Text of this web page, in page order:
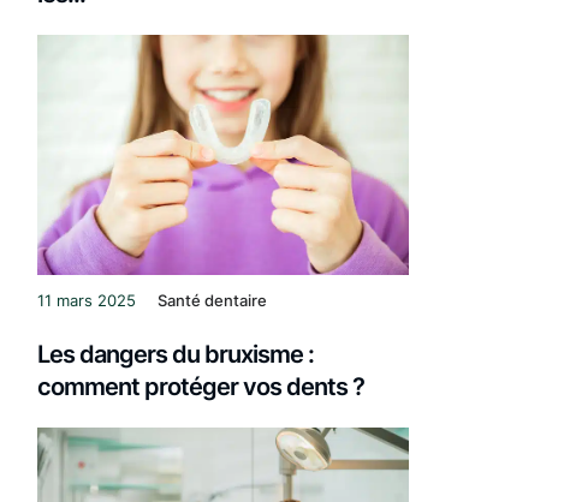
11 mars 2025 Santé dentaire
Les dangers du bruxisme :
comment protéger vos dents ?